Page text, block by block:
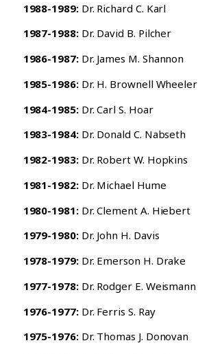
1988-1989:Dr. Richard C. Karl
1987-1988:Dr. David B. Pilcher
1986-1987:Dr. James M. Shannon
1985-1986:Dr. H. Brownell Wheeler
1984-1985:Dr. Carl S. Hoar
1983-1984:Dr. Donald C. Nabseth
1982-1983:Dr. Robert W. Hopkins
1981-1982:Dr. Michael Hume
1980-1981:Dr. Clement A. Hiebert
1979-1980:Dr. John H. Davis
1978-1979:Dr. Emerson H. Drake
1977-1978:Dr. Rodger E. Weismann
1976-1977:Dr. Ferris S. Ray
1975-1976:Dr. Thomas J. Donovan